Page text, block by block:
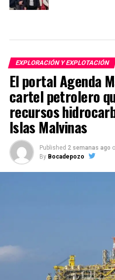
EXPLORACIÓN Y EXPLOTACIÓN
El portal Agenda
cartel petrolero
recursos
Islas Malvinas
Published 2 semanas ago
By Bocadepozo